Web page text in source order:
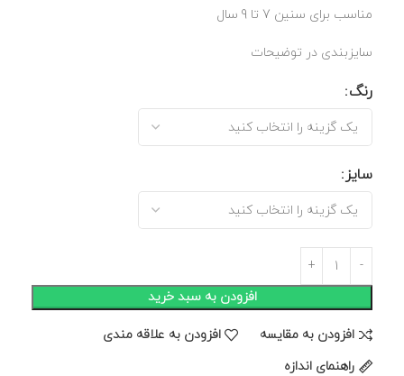
مناسب برای سنین 7 تا 9 سال
سایزبندی در توضیحات
رنگ
سایز
افزودن به سبد خرید
افزودن به مقایسه
افزودن به علاقه مندی
راهنمای اندازه